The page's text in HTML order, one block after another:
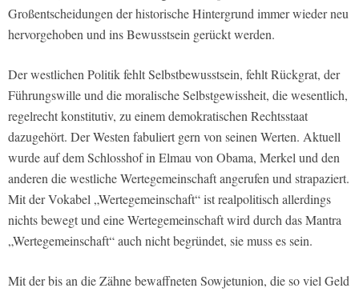
Großentscheidungen der historische Hintergrund immer wieder neu
hervorgehoben und ins Bewusstsein gerückt werden.
Der westlichen Politik fehlt Selbstbewusstsein, fehlt Rückgrat, der
Führungswille und die moralische Selbstgewissheit, die wesentlich,
regelrecht konstitutiv, zu einem demokratischen Rechtsstaat
dazugehört. Der Westen fabuliert gern von seinen Werten. Aktuell
wurde auf dem Schlosshof in Elmau von Obama, Merkel und den
anderen die westliche Wertegemeinschaft angerufen und strapaziert.
Mit der Vokabel „Wertegemeinschaft“ ist realpolitisch allerdings
nichts bewegt und eine Wertegemeinschaft wird durch das Mantra
„Wertegemeinschaft“ auch nicht begründet, sie muss es sein.
Mit der bis an die Zähne bewaffneten Sowjetunion, die so viel Geld